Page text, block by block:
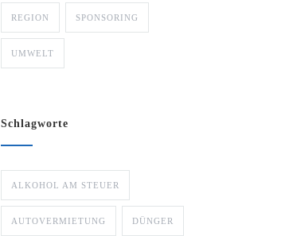
REGION SPONSORING
UMWELT
Schlagworte
ALKOHOL AM STEUER
AUTOVERMIETUNG DÜNGER